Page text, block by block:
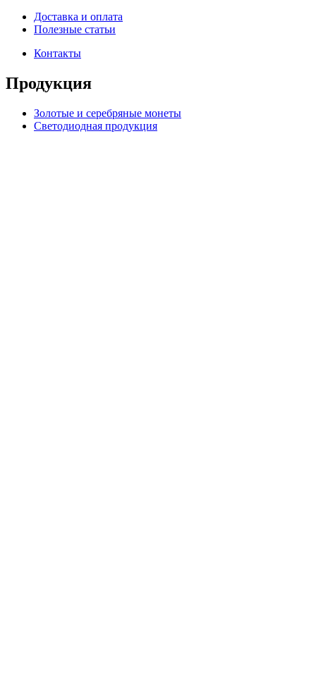
Доставка и оплата
Полезные статьи
Контакты
Продукция
Золотые и серебряные монеты
Светодиодная продукция